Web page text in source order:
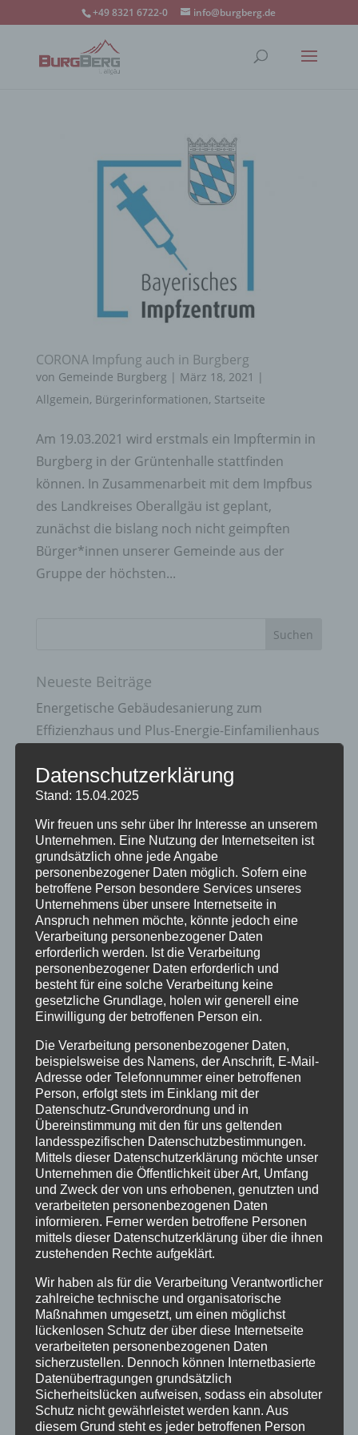
+49 8321 6722-0 info@burgberg.de
CORONA Impfung auch in Burgberg
von Gemeinde Burgberg | März 18, 2021 |
Allgemein, Bürgerinformationen, Startseite
Am 19.03.2021 wird erstmals ein Impftermin in
Burgberg in der Grüntenhalle stattfinden
können. In Zusammenarbeit mit dem Impfbus
des Landkreises Oberallgäu ist geplant,
zunächst die bislang noch nicht geimpften
Bürger*innen unserer Gemeinde aus der
Gruppe der höchsten...
Neueste Beiträge
Energetische Gebäudesanierung zum
Effizienzhaus und Plus-Energie-Einfamilienhaus
erneuerbare Energien
Jubiläumssommer mit vielen besonderen
Erlebnissen
Halbzeit im Mikrozensus
Burgberger Dorfabende
Kategorien
Allgemein
Amtliche Bekanntmachungen
Bürgerinformationen
Fortbildungen
Klimaschutz Best Practice
Startseite
Veranstaltungen
Stichwörter
2024 agathazell Aktion Allgäu alpsee-grünten
Antrag Arbeiten ausweis Bauhof
Bekanntmachung Brauchtum burgberg
Burgberg im Allgäu burgentage Bürger Bürgerbüro
Bürgerinfo bürgermeister Dorfplatz
ehrung Gemeinde Gemeinde Burgberg
gemeinderat Gesucht Grünten Grüntenhalle
hinweis hochwasser Holzfällung
Datenschutzerklärung
Stand: 15.04.2025
Wir freuen uns sehr über Ihr Interesse an unserem
Unternehmen. Eine Nutzung der Internetseiten ist
grundsätzlich ohne jede Angabe
personenbezogener Daten möglich. Sofern eine
betroffene Person besondere Services unseres
Unternehmens über unsere Internetseite in
Anspruch nehmen möchte, könnte jedoch eine
Verarbeitung personenbezogener Daten
erforderlich werden. Ist die Verarbeitung
personenbezogener Daten erforderlich und
besteht für eine solche Verarbeitung keine
gesetzliche Grundlage, holen wir generell eine
Einwilligung der betroffenen Person ein.
Die Verarbeitung personenbezogener Daten,
beispielsweise des Namens, der Anschrift, E-Mail-
Adresse oder Telefonnummer einer betroffenen
Person, erfolgt stets im Einklang mit der
Datenschutz-Grundverordnung und in
Übereinstimmung mit den für uns geltenden
landesspezifischen Datenschutzbestimmungen.
Mittels dieser Datenschutzerklärung möchte unser
Unternehmen die Öffentlichkeit über Art, Umfang
und Zweck der von uns erhobenen, genutzten und
verarbeiteten personenbezogenen Daten
informieren. Ferner werden betroffene Personen
mittels dieser Datenschutzerklärung über die ihnen
zustehenden Rechte aufgeklärt.
Wir haben als für die Verarbeitung Verantwortlicher
zahlreiche technische und organisatorische
Maßnahmen umgesetzt, um einen möglichst
lückenlosen Schutz der über diese Internetseite
verarbeiteten personenbezogenen Daten
sicherzustellen. Dennoch können Internetbasierte
Datenübertragungen grundsätzlich
Sicherheitslücken aufweisen, sodass ein absoluter
Schutz nicht gewährleistet werden kann. Aus
diesem Grund steht es jeder betroffenen Person